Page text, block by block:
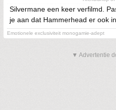
Silvermane een keer verfilmd.
je aan dat Hammerhead er ook in
Emotionele exclusiviteit monogamie-adept
▼ Advertentie